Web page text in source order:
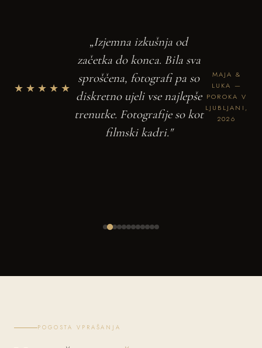
★★★★★
„Izjemna izkušnja od
začetka do konca. Bila sva
sproščena, fotografi pa so
diskretno ujeli vse najlepše
trenutke. Fotografije so kot
filmski kadri."
MAJA &
LUKA —
POROKA V
LJUBLJANI,
2026
POGOSTA VPRAŠANJA